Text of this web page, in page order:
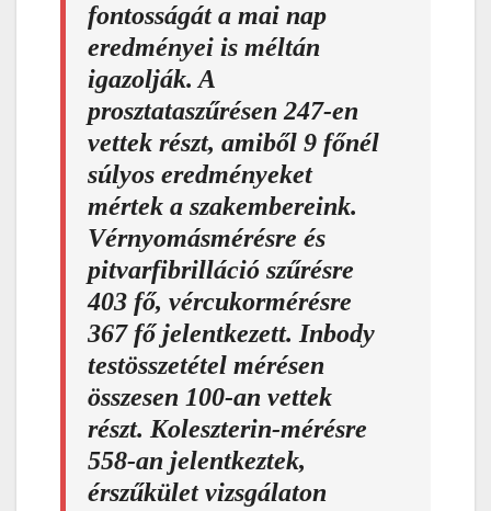
fontosságát a mai nap
eredményei is méltán
igazolják. A
prosztataszűrésen 247-en
vettek részt, amiből 9 főnél
súlyos eredményeket
mértek a szakembereink.
Vérnyomásmérésre és
pitvarfibrilláció szűrésre
403 fő, vércukormérésre
367 fő jelentkezett. Inbody
testösszetétel mérésen
összesen 100-an vettek
részt. Koleszterin-mérésre
558-an jelentkeztek,
érszűkület vizsgálaton